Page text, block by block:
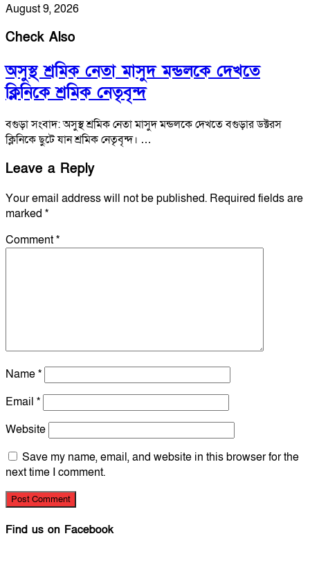
August 9, 2026
Check Also
অসুস্থ শ্রমিক নেতা মাসুদ মন্ডলকে দেখতে
ক্লিনিকে শ্রমিক নেতৃবৃন্দ
বগুড়া সংবাদ: অসুস্থ শ্রমিক নেতা মাসুদ মন্ডলকে দেখতে বগুড়ার ডক্টরস
ক্লিনিকে ছুটে যান শ্রমিক নেতৃবৃন্দ। …
Leave a Reply
Your email address will not be published. Required fields are
marked *
Comment*
Name*
Email *
Website
Save my name, email, and website in this browser for the
next time I comment.
Find us on Facebook